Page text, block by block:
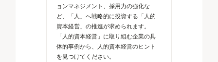
ョンマネジメント、採用力の強化な
ど、「人」へ戦略的に投資する「人的
資本経営」の推進が求められます。
「人的資本経営」に取り組む企業の具
体的事例から、人的資本経営のヒント
を見つけてください。